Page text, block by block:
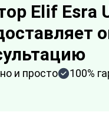
Elif Esra
и просто 100%